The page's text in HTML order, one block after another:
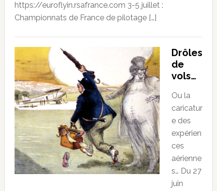
https://euroflyin.rsafrance.com 3-5 juillet :
Championnats de France de pilotage […]
Drôles
de
vols…
Ou la
caricatur
e des
expérien
ces
aérienne
s… Du 27
juin